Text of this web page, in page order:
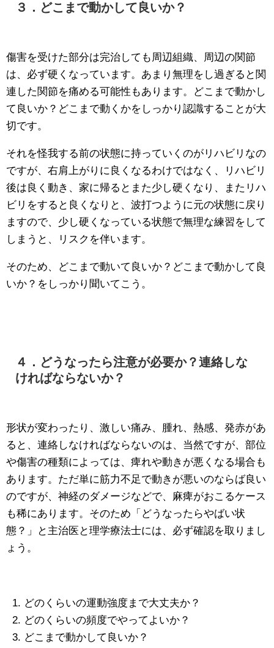
３．どこまで動かして良いか？
傷害を受けた部分は完治しても周辺組織、周辺の関節
は、必ず硬くなっています。あまり無理をし過ぎると関
連した関節を痛める可能性もあります。どこまで動かし
て良いか？どこまで動くかをしっかり認識することが大
切です。
それを怪我する前の状態に持っていくのがリハビリなの
ですが、右肩上がりに良くなるわけではなく、リハビリ
後は良く動き、家に帰るとまた少し硬くなり、またリハ
ビリをすると良くなりと、波打つように元の状態に戻り
ますので、少し硬くなっている状態で無理な練習をして
しまうと、リスクを伴います。
そのため、どこまで動いて良いか？どこまで動かして良
いか？をしっかり聞いてこう。
４．どうなったら注意が必要か？連絡しな
ければならないか？
形状が変わったり、激しい痛み、腫れ、熱感、発赤があ
ると、連絡しなければならないのは、当然ですが、部位
や傷害の種類によっては、痺れや動きが悪くなる場合も
あります。ただ単に筋力不足で動きが悪いのならば良い
のですが、神経のダメージなどで、麻痺がおこるケース
も稀にあります。そのため「どうなったらやばい状
態？」と主治医と理学療法士には、必ず確認を取りまし
ょう。
どのくらいの運動強度まで大丈夫か？
どのくらいの頻度でやってよいか？
どこまで動かして良いか？